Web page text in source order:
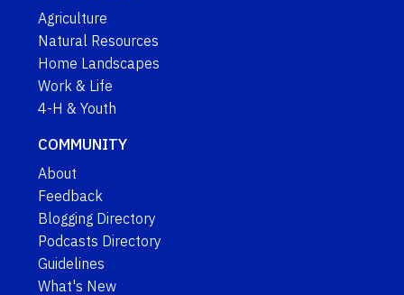
Agriculture
Natural Resources
Home Landscapes
Work & Life
4-H & Youth
COMMUNITY
About
Feedback
Blogging Directory
Podcasts Directory
Guidelines
What's New